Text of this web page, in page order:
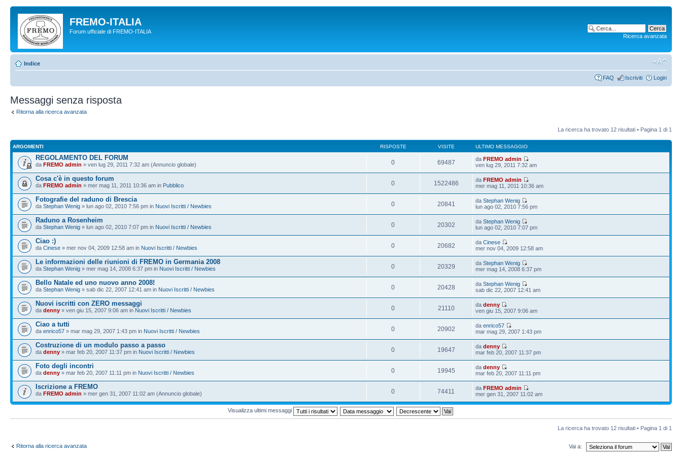
FREMO-ITALIA
Forum ufficiale di FREMO-ITALIA
Ricerca avanzata
Indice
FAQ Iscriviti Login
Messaggi senza risposta
Ritorna alla ricerca avanzata
La ricerca ha trovato 12 risultati • Pagina 1 di 1
ARGOMENTI RISPOSTE VISITE ULTIMO MESSAGGIO
REGOLAMENTO DEL FORUM
da FREMO admin » ven lug 29, 2011 7:32 am (Annuncio globale) 0 69487 daFREMO admin
ven lug 29, 2011 7:32 am
Cosa c'è in questo forum
da FREMO admin » mer mag 11, 2011 10:36 am in Pubblico 0 1522486 daFREMO admin
mer mag 11, 2011 10:36 am
Fotografie del raduno di Brescia
da Stephan Wenig » lun ago 02, 2010 7:56 pm in Nuovi Iscritti / Newbies 0 20841 daStephan Wenig
lun ago 02, 2010 7:56 pm
Raduno a Rosenheim
da Stephan Wenig » lun ago 02, 2010 7:07 pm in Nuovi Iscritti / Newbies 0 20302 daStephan Wenig
lun ago 02, 2010 7:07 pm
Ciao :)
da Cinese » mer nov 04, 2009 12:58 am in Nuovi Iscritti / Newbies 0 20682 daCinese
mer nov 04, 2009 12:58 am
Le informazioni delle riunioni di FREMO in Germania 2008
da Stephan Wenig » mer mag 14, 2008 6:37 pm in Nuovi Iscritti / Newbies 0 20329 daStephan Wenig
mer mag 14, 2008 6:37 pm
Bello Natale ed uno nuovo anno 2008!
da Stephan Wenig » sab dic 22, 2007 12:41 am in Nuovi Iscritti / Newbies 0 20428 daStephan Wenig
sab dic 22, 2007 12:41 am
Nuovi iscritti con ZERO messaggi
da denny » ven giu 15, 2007 9:06 am in Nuovi Iscritti / Newbies 0 21110 dadenny
ven giu 15, 2007 9:06 am
Ciao a tutti
da enrico57 » mar mag 29, 2007 1:43 pm in Nuovi Iscritti / Newbies 0 20902 daenrico57
mar mag 29, 2007 1:43 pm
Costruzione di un modulo passo a passo
da denny » mar feb 20, 2007 11:37 pm in Nuovi Iscritti / Newbies 0 19647 dadenny
mar feb 20, 2007 11:37 pm
Foto degli incontri
da denny » mar feb 20, 2007 11:11 pm in Nuovi Iscritti / Newbies 0 19945 dadenny
mar feb 20, 2007 11:11 pm
Iscrizione a FREMO
da FREMO admin » mer gen 31, 2007 11:02 am (Annuncio globale) 0 74411 daFREMO admin
mer gen 31, 2007 11:02 am
Visualizza ultimi messaggi
La ricerca ha trovato 12 risultati • Pagina 1 di 1
Ritorna alla ricerca avanzata Vai a: